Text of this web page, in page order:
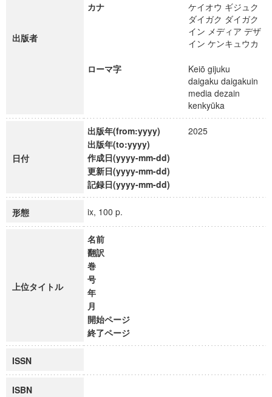
出版者
カナ
ケイオウ ギジュク
ダイガク ダイガク
イン メディア デザ
イン ケンキュウカ
ローマ字
Keiō gijuku
daigaku daigakuin
media dezain
kenkyūka
日付
出版年(from:yyyy)
2025
出版年(to:yyyy)
作成日(yyyy-mm-dd)
更新日(yyyy-mm-dd)
記録日(yyyy-mm-dd)
形態 ix, 100 p.
上位タイトル
名前
翻訳
巻
号
年
月
開始ページ
終了ページ
ISSN
ISBN